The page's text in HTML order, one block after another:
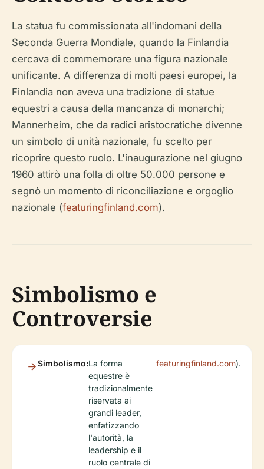
La statua fu commissionata all'indomani della
Seconda Guerra Mondiale, quando la Finlandia
cercava di commemorare una figura nazionale
unificante. A differenza di molti paesi europei, la
Finlandia non aveva una tradizione di statue
equestri a causa della mancanza di monarchi;
Mannerheim, che da radici aristocratiche divenne
un simbolo di unità nazionale, fu scelto per
ricoprire questo ruolo. L'inaugurazione nel giugno
1960 attirò una folla di oltre 50.000 persone e
segnò un momento di riconciliazione e orgoglio
nazionale (featuringfinland.com).
Simbolismo e
Controversie
Simbolismo:La forma
equestre è
tradizionalmente
riservata ai
grandi leader,
enfatizzando
l'autorità, la
leadership e il
ruolo centrale di
featuringfinland.com).